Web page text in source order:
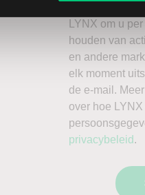
LYNX om u
houden van
en andere
elk moment
de e-mail.
over hoe
privacybeleid .